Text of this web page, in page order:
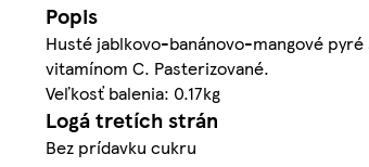
Popis
Husté jablkovo-banánovo-mangové
vitamínom C. Pasterizované.
Veľkosť balenia: 0.17kg
Logá tretích strán
Bez prídavku cukru